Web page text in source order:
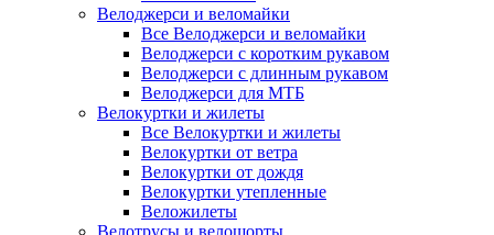
Велоджерси и веломайки
Все Велоджерси и веломайки
Велоджерси с коротким рукавом
Велоджерси с длинным рукавом
Велоджерси для МТБ
Велокуртки и жилеты
Все Велокуртки и жилеты
Велокуртки от ветра
Велокуртки от дождя
Велокуртки утепленные
Веложилеты
Велотрусы и велошорты